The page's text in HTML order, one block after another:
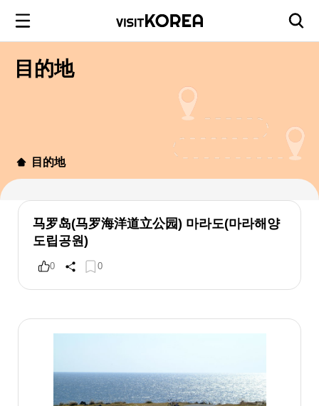
目的地
目的地
马罗岛(马罗海洋道立公园) 마라도(마라해양
도립공원)
0 0